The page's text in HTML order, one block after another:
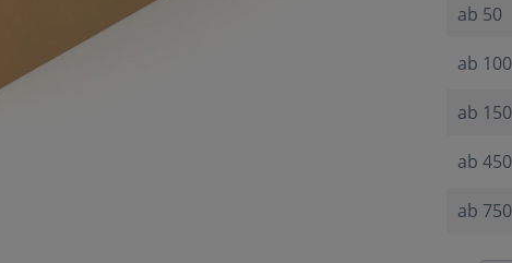
ab 50
ab 100
ab 150
ab450
ab 750